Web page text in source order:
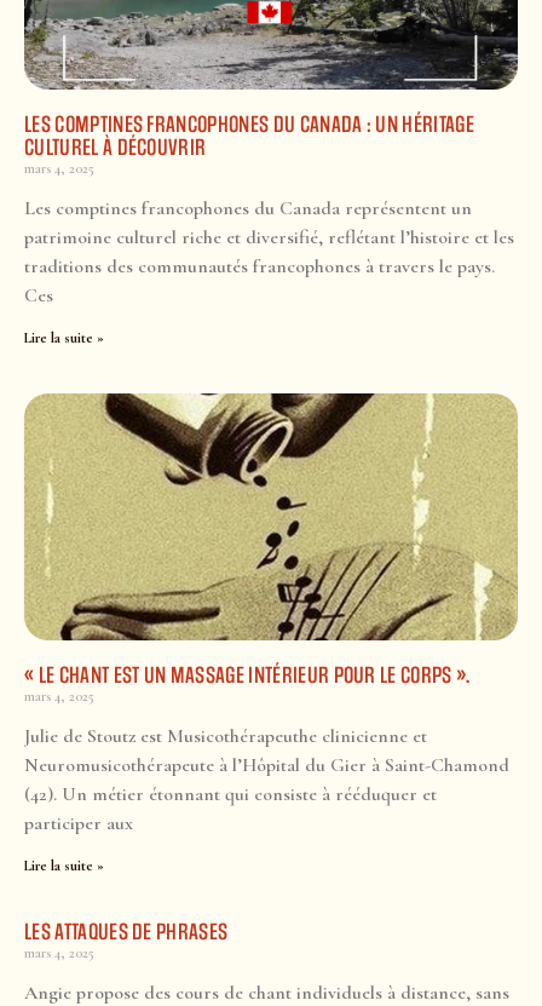
LES COMPTINES FRANCOPHONES DU CANADA : UN HÉRITAGE
CULTUREL À DÉCOUVRIR
mars 4, 2025
Les comptines francophones du Canada représentent un
patrimoine culturel riche et diversifié, reflétant l’histoire et les
traditions des communautés francophones à travers le pays.
Ces
Lire la suite »
« LE CHANT EST UN MASSAGE INTÉRIEUR POUR LE CORPS ».
mars 4, 2025
Julie de Stoutz est Musicothérapeuthe clinicienne et
Neuromusicothérapeute à l’Hôpital du Gier à Saint-Chamond
(42). Un métier étonnant qui consiste à rééduquer et
participer aux
Lire la suite »
LES ATTAQUES DE PHRASES
mars 4, 2025
Angie propose des cours de chant individuels à distance, sans